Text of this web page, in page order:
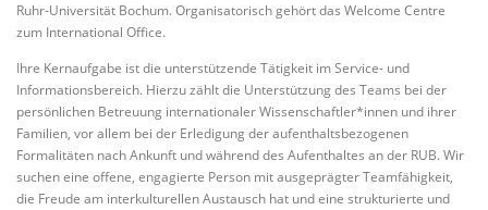
Ruhr-Universität Bochum. Organisatorisch gehört das Welcome Centre
zum International Office.
Ihre Kernaufgabe ist die unterstützende Tätigkeit im Service- und
Informationsbereich. Hierzu zählt die Unterstützung des Teams bei der
persönlichen Betreuung internationaler Wissenschaftler*innen und ihrer
Familien, vor allem bei der Erledigung der aufenthaltsbezogenen
Formalitäten nach Ankunft und während des Aufenthaltes an der RUB. Wir
suchen eine offene, engagierte Person mit ausgeprägter Teamfähigkeit,
die Freude am interkulturellen Austausch hat und eine strukturierte und